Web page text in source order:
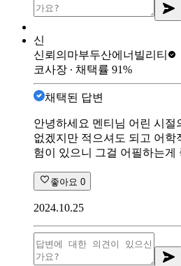
신
신뢰의마부두산에너빌리티
코사장 ∙ 채택률 91%
채택된 답변
안녕하세요 멘티님 어린 시절
없겠지만 적으셔도 되고 어학
험이 있으니 그걸 어필하는게
좋아요 0
2024.10.25